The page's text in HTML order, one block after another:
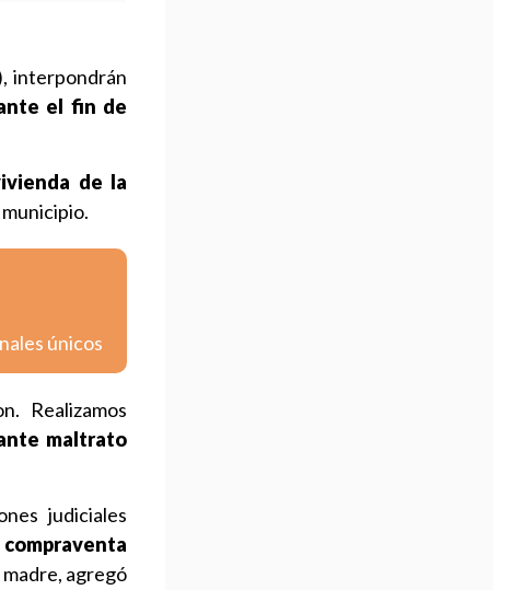
interpondrán
el fin de
de la
únicos
Realizamos
maltrato
judiciales
agregó